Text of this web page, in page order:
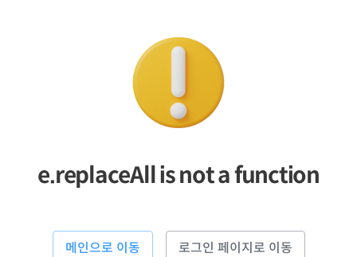
e.replaceAll is not a function
메인으로 이동 로그인 페이지로 이동